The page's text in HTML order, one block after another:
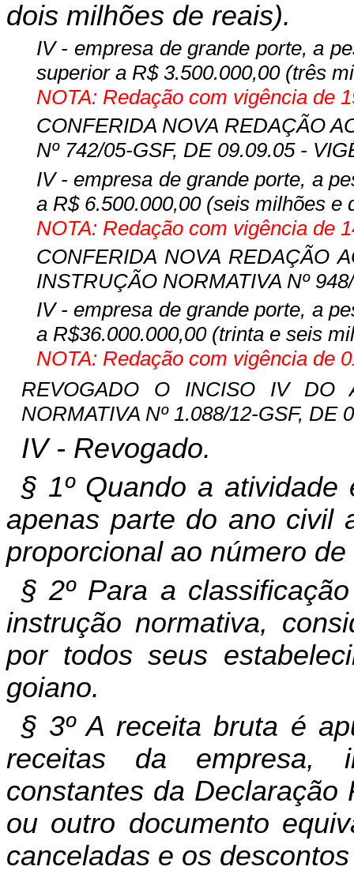
dois milhões de reais).
IV - empresa de grande porte, a
superior a R$ 3.500.000,00 (três
NOTA: Redação com vigência de
CONFERIDA NOVA REDAÇÃO
Nº 742/05-GSF, DE 09.09.05 -
IV - empresa de grande porte, a
a R$ 6.500.000,00 (seis milhões e
NOTA: Redação com vigência de
CONFERIDA NOVA REDAÇÃO
INSTRUÇÃO NORMATIVA Nº
IV - empresa de grande porte, a
a R$36.000.000,00 (trinta e seis
NOTA: Redação com vigência de
REVOGADO O INCISO IV DO
NORMATIVA Nº 1.088/12-GSF, DE
IV - Revogado.
§ 1º Quando a atividade
apenas parte do ano civil
proporcional ao número
§ 2º Para a
instrução normativa,
por todos seus
goiano.
§ 3º A receita bruta é
receitas da empresa,
constantes da
ou outro documento
canceladas e os